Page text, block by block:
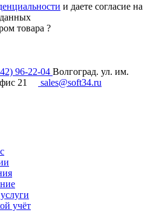
и даете согласие на
товара ?
96-22-04 Волгоград. ул. им.
21
sales@soft34.ru
учёт